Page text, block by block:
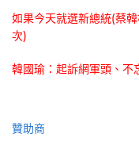
如果今天就選新總統(蔡
次)
韓國瑜：起訴網軍頭、不
贊助商